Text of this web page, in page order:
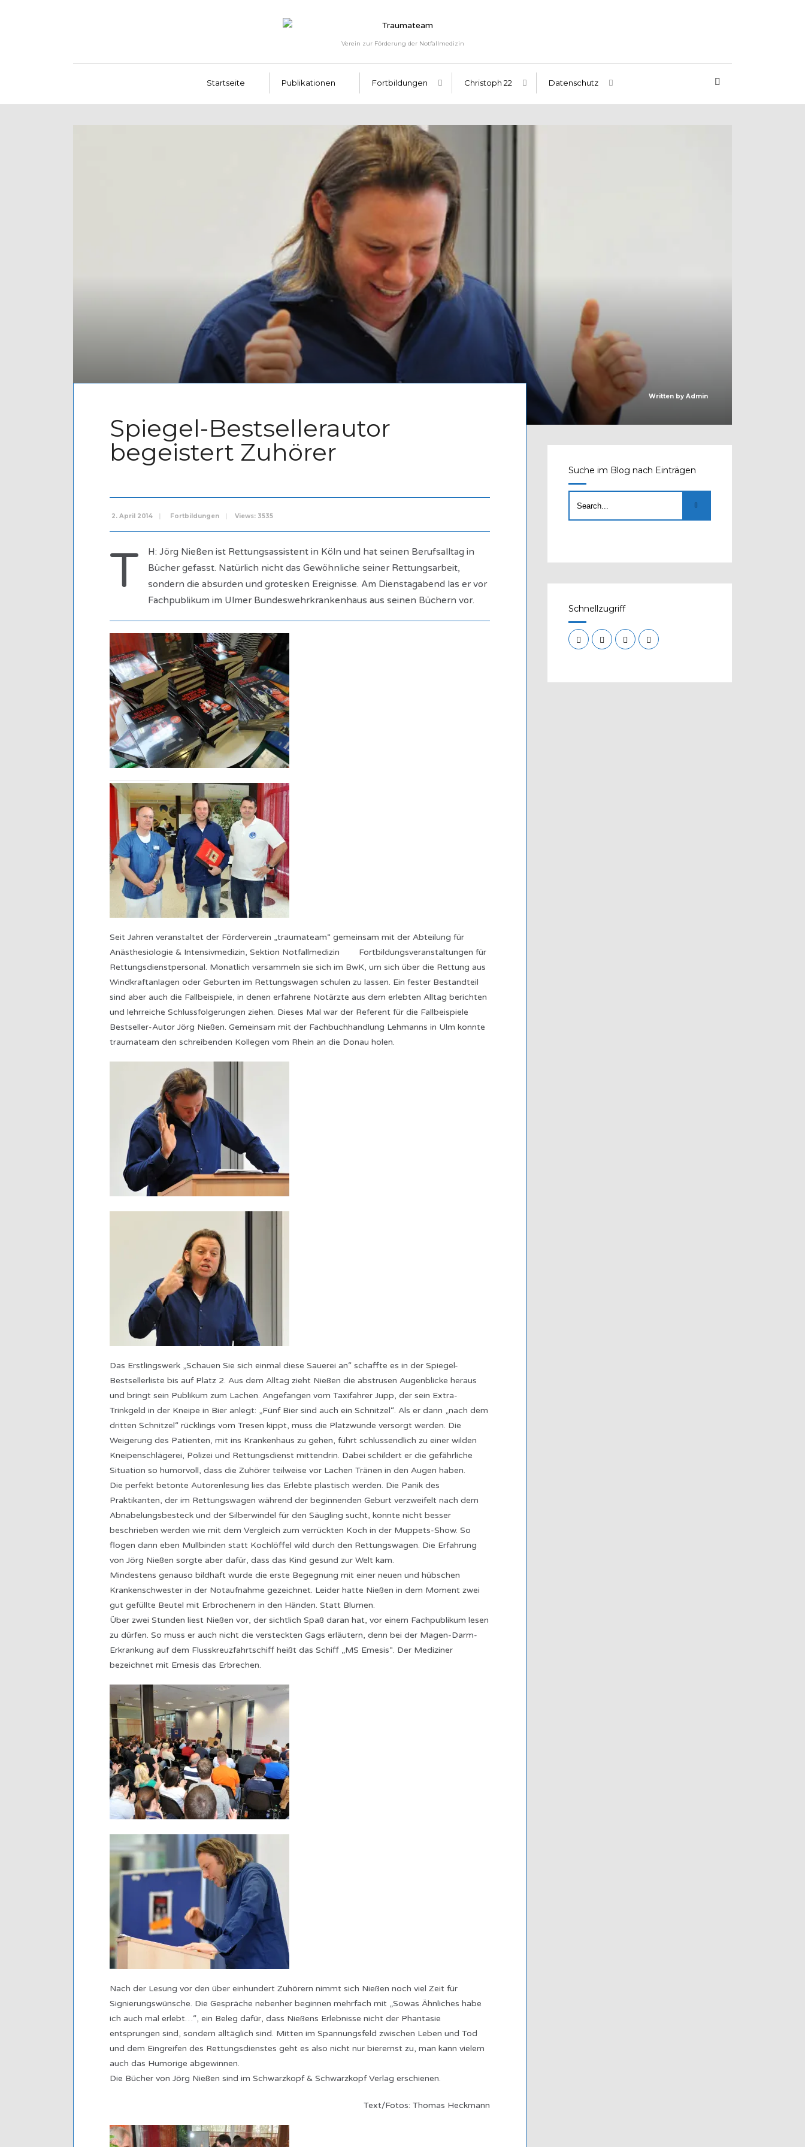
Verein zur Förderung der Notfallmedizin
Startseite Publikationen Fortbildungen Christoph 22 Datenschutz
Written by Admin
Spiegel-Bestsellerautor
begeistert Zuhörer
2. April 2014 | Fortbildungen | Views: 3535
T
H: Jörg Nießen ist Rettungsassistent in Köln und hat seinen Berufsalltag in
Bücher gefasst. Natürlich nicht das Gewöhnliche seiner Rettungsarbeit,
sondern die absurden und grotesken Ereignisse. Am Dienstagabend las er vor
Fachpublikum im Ulmer Bundeswehrkrankenhaus aus seinen Büchern vor.
Seit Jahren veranstaltet der Förderverein „traumateam“ gemeinsam mit der Abteilung für
Anästhesiologie & Intensivmedizin, Sektion Notfallmedizin Fortbildungsveranstaltungen für
Rettungsdienstpersonal. Monatlich versammeln sie sich im BwK, um sich über die Rettung aus
Windkraftanlagen oder Geburten im Rettungswagen schulen zu lassen. Ein fester Bestandteil
sind aber auch die Fallbeispiele, in denen erfahrene Notärzte aus dem erlebten Alltag berichten
und lehrreiche Schlussfolgerungen ziehen. Dieses Mal war der Referent für die Fallbeispiele
Bestseller-Autor Jörg Nießen. Gemeinsam mit der Fachbuchhandlung Lehmanns in Ulm konnte
traumateam den schreibenden Kollegen vom Rhein an die Donau holen.
Das Erstlingswerk „Schauen Sie sich einmal diese Sauerei an“ schaffte es in der Spiegel-
Bestsellerliste bis auf Platz 2. Aus dem Alltag zieht Nießen die abstrusen Augenblicke heraus
und bringt sein Publikum zum Lachen. Angefangen vom Taxifahrer Jupp, der sein Extra-
Trinkgeld in der Kneipe in Bier anlegt: „Fünf Bier sind auch ein Schnitzel“. Als er dann „nach dem
dritten Schnitzel“ rücklings vom Tresen kippt, muss die Platzwunde versorgt werden. Die
Weigerung des Patienten, mit ins Krankenhaus zu gehen, führt schlussendlich zu einer wilden
Kneipenschlägerei, Polizei und Rettungsdienst mittendrin. Dabei schildert er die gefährliche
Situation so humorvoll, dass die Zuhörer teilweise vor Lachen Tränen in den Augen haben.
Die perfekt betonte Autorenlesung lies das Erlebte plastisch werden. Die Panik des
Praktikanten, der im Rettungswagen während der beginnenden Geburt verzweifelt nach dem
Abnabelungsbesteck und der Silberwindel für den Säugling sucht, konnte nicht besser
beschrieben werden wie mit dem Vergleich zum verrückten Koch in der Muppets-Show. So
flogen dann eben Mullbinden statt Kochlöffel wild durch den Rettungswagen. Die Erfahrung
von Jörg Nießen sorgte aber dafür, dass das Kind gesund zur Welt kam.
Mindestens genauso bildhaft wurde die erste Begegnung mit einer neuen und hübschen
Krankenschwester in der Notaufnahme gezeichnet. Leider hatte Nießen in dem Moment zwei
gut gefüllte Beutel mit Erbrochenem in den Händen. Statt Blumen.
Über zwei Stunden liest Nießen vor, der sichtlich Spaß daran hat, vor einem Fachpublikum lesen
zu dürfen. So muss er auch nicht die versteckten Gags erläutern, denn bei der Magen-Darm-
Erkrankung auf dem Flusskreuzfahrtschiff heißt das Schiff „MS Emesis“. Der Mediziner
bezeichnet mit Emesis das Erbrechen.
Nach der Lesung vor den über einhundert Zuhörern nimmt sich Nießen noch viel Zeit für
Signierungswünsche. Die Gespräche nebenher beginnen mehrfach mit „Sowas Ähnliches habe
ich auch mal erlebt…“, ein Beleg dafür, dass Nießens Erlebnisse nicht der Phantasie
entsprungen sind, sondern alltäglich sind. Mitten im Spannungsfeld zwischen Leben und Tod
und dem Eingreifen des Rettungsdienstes geht es also nicht nur bierernst zu, man kann vielem
auch das Humorige abgewinnen.
Die Bücher von Jörg Nießen sind im Schwarzkopf & Schwarzkopf Verlag erschienen.
Text/Fotos: Thomas Heckmann
Suche im Blog nach Einträgen
Schnellzugriff